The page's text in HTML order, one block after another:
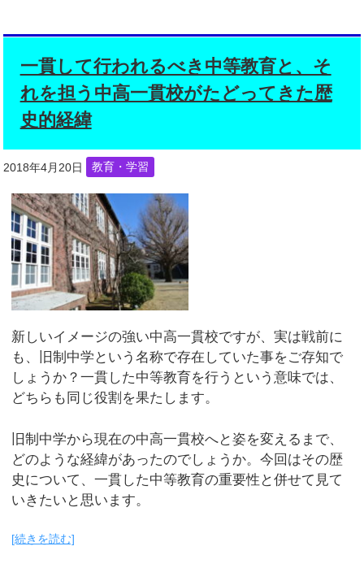
一貫して行われるべき中等教育と、そ
れを担う中高一貫校がたどってきた歴
史的経緯
2018年4月20日 教育・学習
新しいイメージの強い中高一貫校ですが、実は戦前に
も、旧制中学という名称で存在していた事をご存知で
しょうか？一貫した中等教育を行うという意味では、
どちらも同じ役割を果たします。
旧制中学から現在の中高一貫校へと姿を変えるまで、
どのような経緯があったのでしょうか。今回はその歴
史について、一貫した中等教育の重要性と併せて見て
いきたいと思います。
[続きを読む]